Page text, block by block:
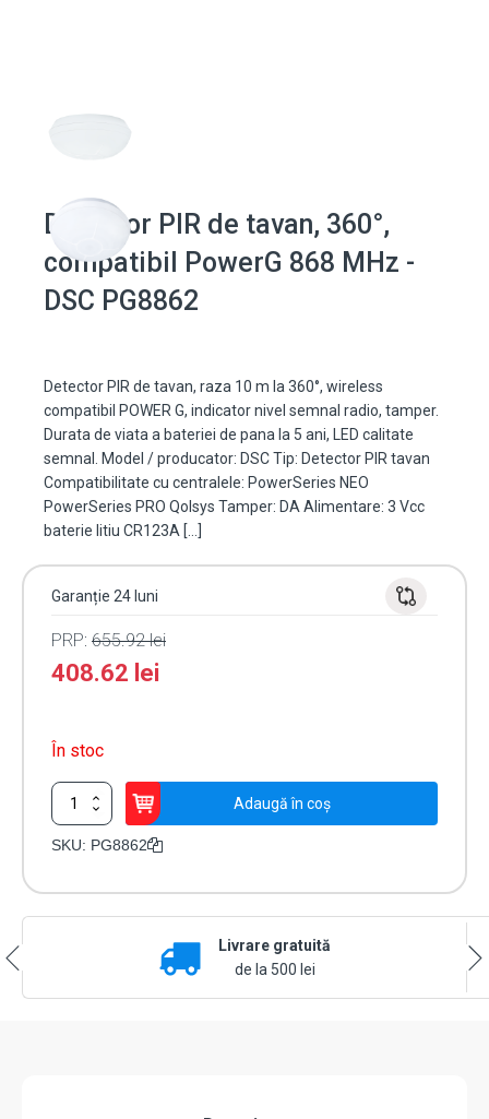
Detector PIR de tavan, 360°,
compatibil PowerG 868 MHz -
DSC PG8862
Detector PIR de tavan, raza 10 m la 360°, wireless
compatibil POWER G, indicator nivel semnal radio, tamper.
Durata de viata a bateriei de pana la 5 ani, LED calitate
semnal. Model / producator: DSC Tip: Detector PIR tavan
Compatibilitate cu centralele: PowerSeries NEO
PowerSeries PRO Qolsys Tamper: DA Alimentare: 3 Vcc
baterie litiu CR123A […]
Garanție 24 luni
PRP: 655.92lei
408.62 lei
În stoc
Cantitate
Detector
PIR
Adaugă în coș
SKU: PG8862
Livrare gratuită
de la 500 lei